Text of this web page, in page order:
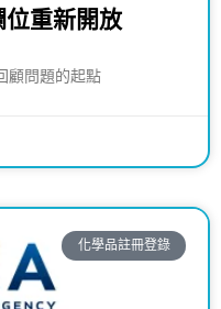
重新開放
顧問題的起點
化學品註冊登錄